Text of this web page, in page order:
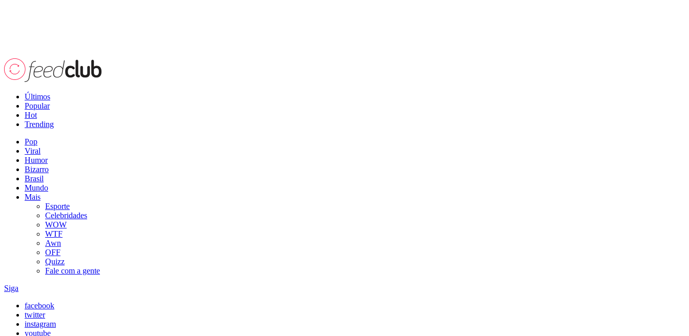
Últimos
Popular
Hot
Trending
Pop
Viral
Humor
Bizarro
Brasil
Mundo
Mais
Esporte
Celebridades
WOW
WTF
Awn
OFF
Quizz
Fale com a gente
Siga
facebook
twitter
instagram
youtube